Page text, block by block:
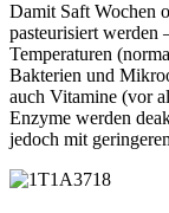
Damit Saft Wochen
pasteurisiert werden
Temperaturen
Bakterien und
auch Vitamine (vor
Enzyme werden
jedoch mit